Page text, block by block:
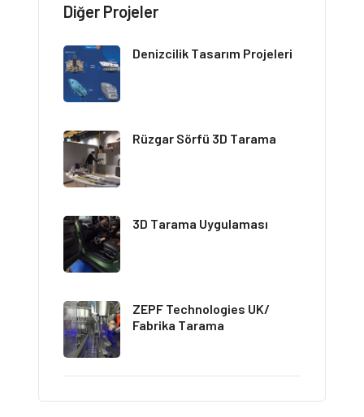
Diğer Projeler
Denizcilik Tasarım Projeleri
Rüzgar Sörfü 3D Tarama
3D Tarama Uygulaması
ZEPF Technologies UK/
Fabrika Tarama